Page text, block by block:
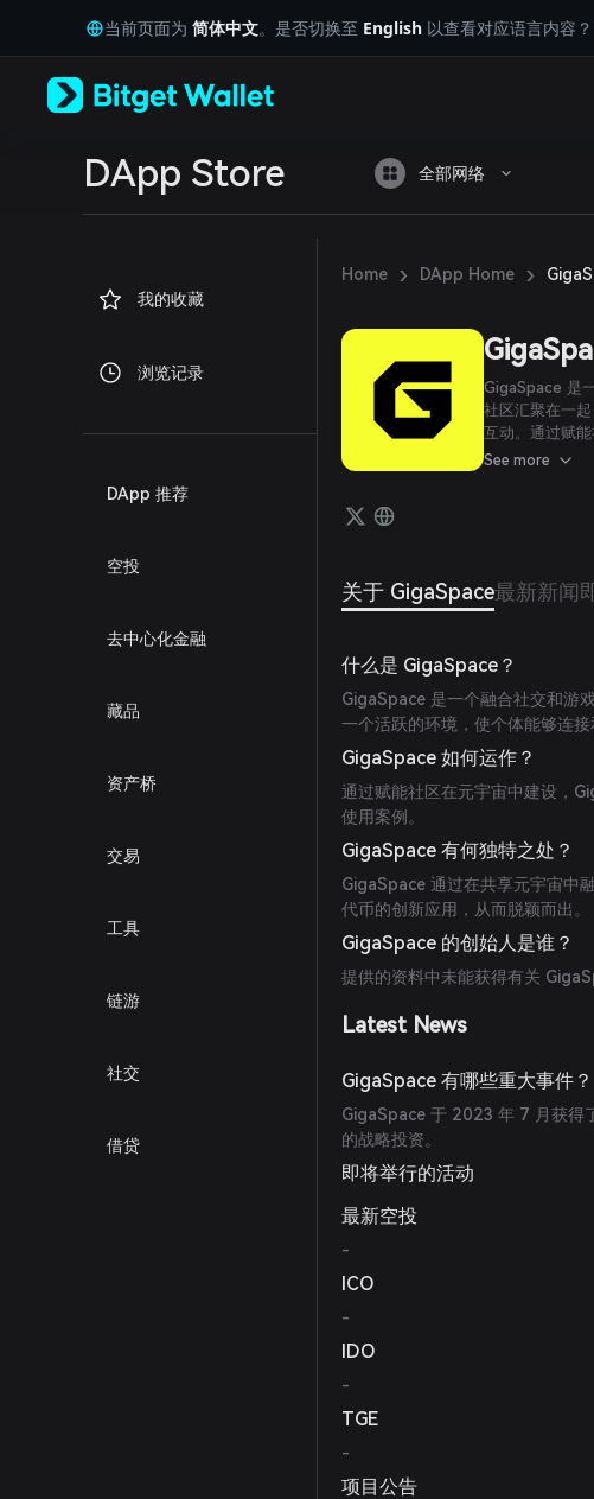
Tiếng Việt
Русский
Español (Latinoamérica)
Português (Portugal)
Bahasa Indonesia
Español (Argentina)
当前页面为 简体中文。是否切换至 English 以查看对应语言内容？
DApp Store 全部网络
我的收藏
浏览记录
DApp 推荐
空投
去中心化金融
藏品
资产桥
交易
工具
链游
社交
借贷
Home › DApp Home ›
GigaSpace 是
社区汇聚在一
互动。通过赋
与，并促进对
See more
关于 GigaSpace最新新闻
什么是 GigaSpace？
GigaSpace 是一个融合社交和游
一个活跃的环境，使个体能够连接
GigaSpace 如何运作？
通过赋能社区在元宇宙中建设，
使用案例。
GigaSpace 有何独特之处？
GigaSpace 通过在共享元宇宙中
代币的创新应用，从而脱颖而出。
GigaSpace 的创始人是谁？
提供的资料中未能获得有关
Latest News
GigaSpace 有哪些重大事件？
GigaSpace 于 2023 年 7 月获
的战略投资。
即将举行的活动
最新空投
-
ICO
-
IDO
-
TGE
-
项目公告